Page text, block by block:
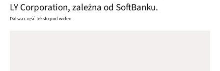
LY Corporation, zależna od SoftBanku.
Dalsza część tekstu pod wideo